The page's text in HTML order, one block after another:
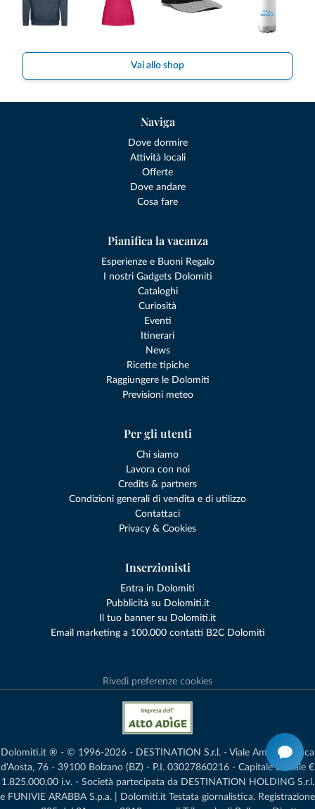
Vai allo shop
Naviga
Dove dormire
Attività locali
Offerte
Dove andare
Cosa fare
Pianifica la vacanza
Esperienze e Buoni Regalo
I nostri Gadgets Dolomiti
Cataloghi
Curiosità
Eventi
Itinerari
News
Ricette tipiche
Raggiungere le Dolomiti
Previsioni meteo
Per gli utenti
Chi siamo
Lavora con noi
Credits & partners
Condizioni generali di vendita e di utilizzo
Contattaci
Privacy & Cookies
Inserzionisti
Entra in Dolomiti
Pubblicità su Dolomiti.it
Il tuo banner su Dolomiti.it
Email marketing a 100.000 contatti B2C Dolomiti
Rivedi preferenze cookies
Dolomiti.it ® - © 1996-2026 - DESTINATION S.r.l. - Viale Amedeo Duca
d'Aosta, 76 - 39100 Bolzano (BZ) - P.I. 03027860216 - Capitale Sociale €
1.825.000,00 i.v. - Società partecipata da DESTINATION HOLDING S.r.l.
e FUNIVIE ARABBA S.p.a. | Dolomiti.it Testata giornalistica. Registrazione